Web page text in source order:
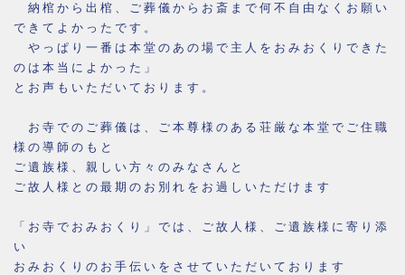
納棺から出棺、ご葬儀からお斎まで何不自由なくお願い
できてよかったです。
やっぱり一番は本堂のあの場で主人をおみおくりできた
のは本当によかった」
とお声もいただいております。
お寺でのご葬儀は、ご本尊様のある荘厳な本堂でご住職
様の導師のもと
ご遺族様、親しい方々のみなさんと
ご故人様との最期のお別れをお過しいただけます
「お寺でおみおくり」では、ご故人様、ご遺族様に寄り添
い
おみおくりのお手伝いをさせていただいております